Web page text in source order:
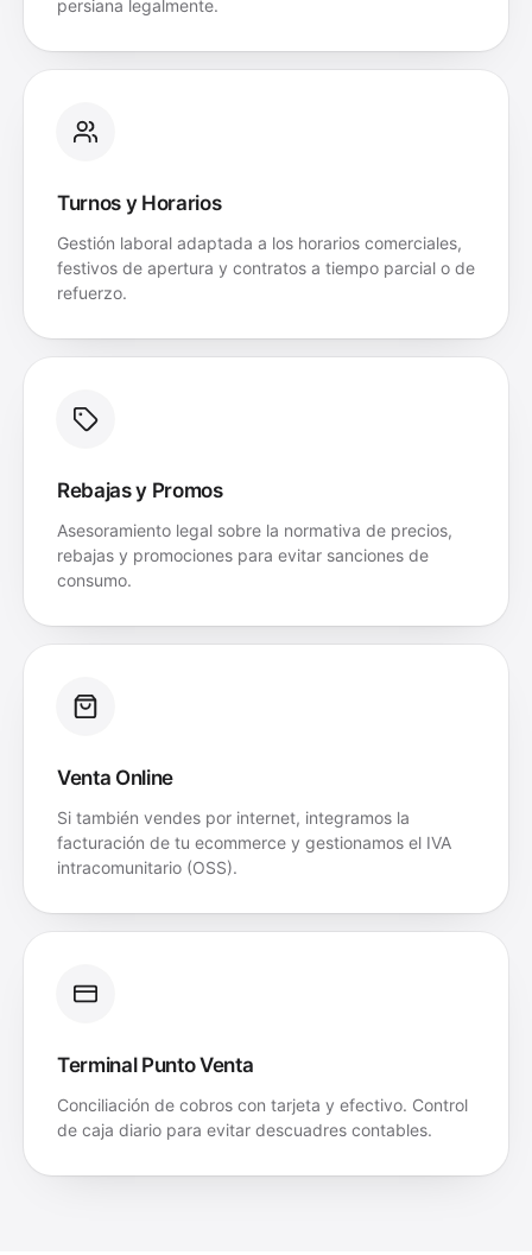
persiana legalmente.
Turnos y Horarios
Gestión laboral adaptada a los horarios comerciales,
festivos de apertura y contratos a tiempo parcial o de
refuerzo.
Rebajas y Promos
Asesoramiento legal sobre la normativa de precios,
rebajas y promociones para evitar sanciones de
consumo.
Venta Online
Si también vendes por internet, integramos la
facturación de tu ecommerce y gestionamos el IVA
intracomunitario (OSS).
Terminal Punto Venta
Conciliación de cobros con tarjeta y efectivo. Control
de caja diario para evitar descuadres contables.